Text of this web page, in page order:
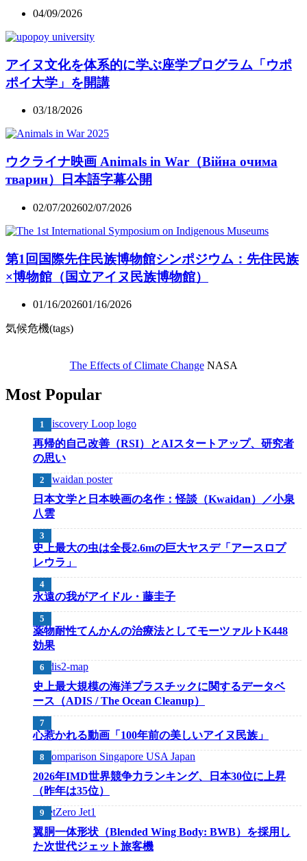
04/09/2026
アイヌ文化を体系的に学ぶ座学プログラム「ウポ
ポイ大学」を開講
03/18/2026
ウクライナ映画 Animals in War（Війна очима
тварин）日本語字幕公開
02/07/202602/07/2026
第1回国際先住民族博物館シンポジウム：先住民族
×博物館（国立アイヌ民族博物館）
01/16/202601/16/2026
気候危機(tags)
The Effects of Climate ChangeNASA
Most Popular
再帰的自己改善（RSI）とAIスタートアップ、研究者
の思い
日本文学と日本映画の名作：怪談（Kwaidan）／小泉
八雲
史上最大の虫は全長2.6mの巨大ヤスデ「アースロプ
レウラ」
永遠の我がアイドル・藤圭子
薬物耐性てんかんの治療法としてモーツァルトK448
効果
史上最大規模の海洋プラスチックに関するデータベ
ース（ADIS / The Ocean Cleanup）
心惹かれる動画「100年前の美しいアイヌ民族」
2026年IMD世界競争力ランキング、日本30位に上昇
（昨年は35位）
翼胴一体形状（Blended Wing Body: BWB）を採用し
た次世代ジェット旅客機